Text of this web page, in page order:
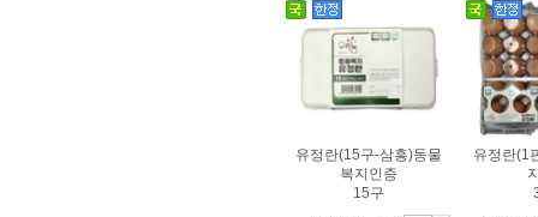
유정란(15구-삼흥)동물
복지인증
15구
유정란(1